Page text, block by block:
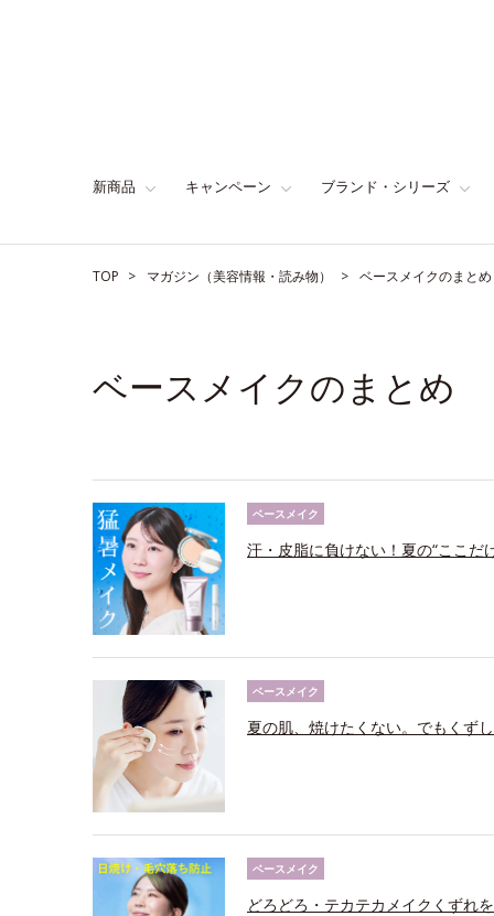
新商品 キャンペーン ブランド・シリーズ
TOP マガジン（美容情報・読み物） ベースメイクのまとめ
ベースメイクのまとめ
ベースメイク
汗・皮脂に負けない！夏の“ここだ
ベースメイク
夏の肌、焼けたくない。でもくず
ベースメイク
どろどろ・テカテカメイクくずれ